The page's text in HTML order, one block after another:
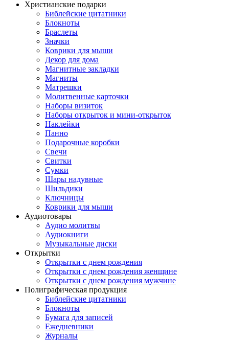
Христианские подарки
Библейские цитатники
Блокноты
Браслеты
Значки
Коврики для мыши
Декор для дома
Магнитные закладки
Магниты
Матрешки
Молитвенные карточки
Наборы визиток
Наборы открыток и мини-открыток
Наклейки
Панно
Подарочные коробки
Свечи
Свитки
Сумки
Шары надувные
Шильдики
Ключницы
Коврики для мыши
Аудиотовары
Аудио молитвы
Аудиокниги
Музыкальные диски
Открытки
Открытки с днем рождения
Открытки с днем рождения женщине
Открытки с днем рождения мужчине
Полиграфическая продукция
Библейские цитатники
Блокноты
Бумага для записей
Ежедневники
Журналы